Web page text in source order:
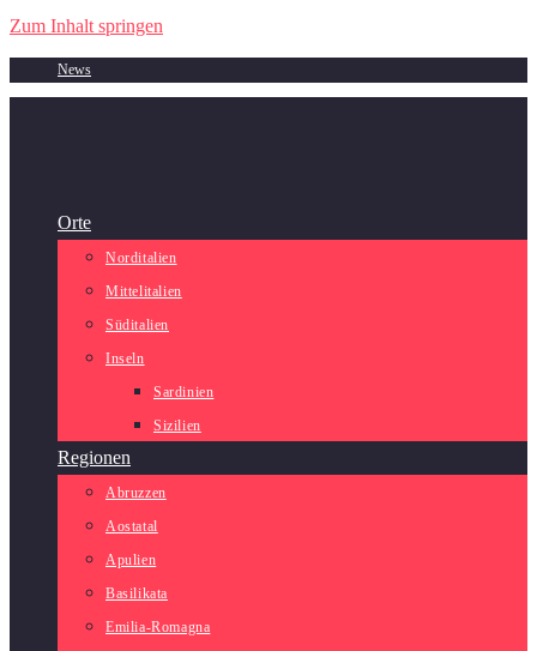
Zum Inhalt springen
News
Orte
Norditalien
Mittelitalien
Süditalien
Inseln
Sardinien
Sizilien
Regionen
Abruzzen
Aostatal
Apulien
Basilikata
Emilia-Romagna